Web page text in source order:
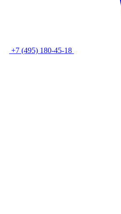
+7 (495) 180-45-18